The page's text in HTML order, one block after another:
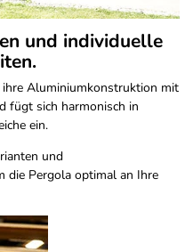
und individuelle
Aluminiumkonstruktion mit
fügt sich harmonisch in
ein.
und
die Pergola optimal an Ihre